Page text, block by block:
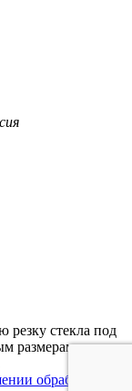
резку стекла под
размерам мы
обработки